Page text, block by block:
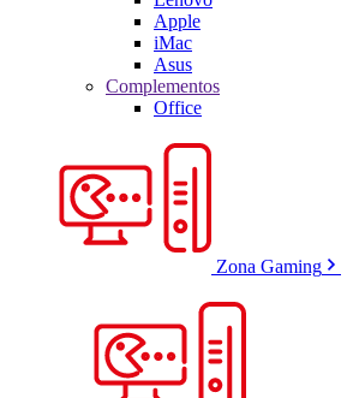
Apple
iMac
Asus
Complementos
Office
Zona Gaming